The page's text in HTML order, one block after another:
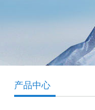
产品中心